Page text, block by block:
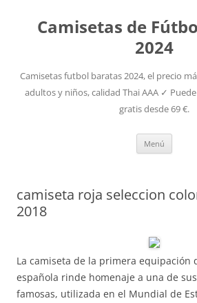
Camisetas de
2024
Camisetas futbol baratas 2024, el precio
adultos y niños, calidad Thai AAA ✓
gratis desde 69 €.
Menú
camiseta roja seleccion
2018
La camiseta de la primera equipación
española rinde homenaje a una de
famosas, utilizada en el Mundial de